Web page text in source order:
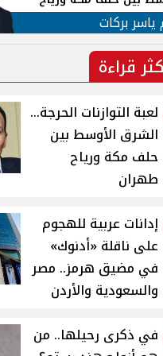
ياسر بركات
قراءة
لعبة التوازنات الحرجة...
الشرق الأوسط بين
حلف مكة ورياح
طهران
إدانات عربية للهجوم
على ناقلة «أدنوك»
في مضيق هرمز.. مصر
والسعودية والأردن
في ذكرى رحيلها.. من